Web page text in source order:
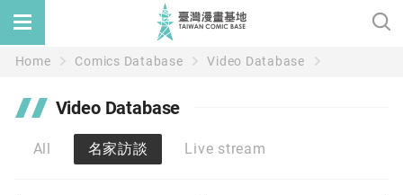
Home Comics Database Video Database
Video Database
All 名家訪談 Live stream